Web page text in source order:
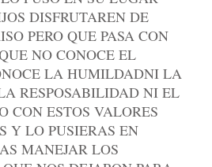
DISFRUTAREN DE
PERO QUE PASA CON
NO CONOCE EL
LA HUMILDADNI LA
RESPOSABILIDAD NI EL
CON ESTOS VALORES
Y LO PUSIERAS EN
MANEJAR LOS